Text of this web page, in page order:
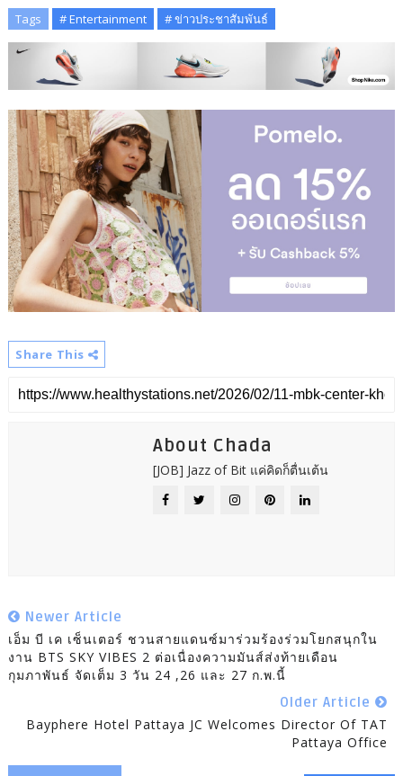
Tags # Entertainment # ข่าวประชาสัมพันธ์
Share This
About Chada
[JOB] Jazz of Bit แค่คิดก็ตื่นเต้น
Newer Article
เอ็ม บี เค เซ็นเตอร์ ชวนสายแดนซ์มาร่วมร้องร่วมโยกสนุกใน
งาน BTS SKY VIBES 2 ต่อเนื่องความมันส์ส่งท้ายเดือน
กุมภาพันธ์ จัดเต็ม 3 วัน 24 ,26 และ 27 ก.พ.นี้
Older Article
Bayphere Hotel Pattaya JC Welcomes Director Of TAT
Pattaya Office